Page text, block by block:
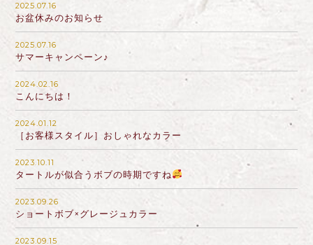
2025.07.16
お盆休みのお知らせ
2025.07.16
サマーキャンペーン♪
2024.02.16
こんにちは！
2024.01.12
［お客様スタイル］おしゃれなカラー
2023.10.11
タートルが似合うボブの時期ですね
2023.09.26
ショートボブ×グレージュカラー
2023.09.15